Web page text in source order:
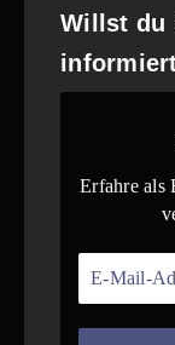
Willst du
Erfahre als